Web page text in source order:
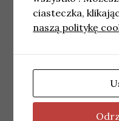
GDYNIA
Utrudnienia w
Gdyni w związku
17 czerwca, 2026
ciasteczka,
naszą politykę